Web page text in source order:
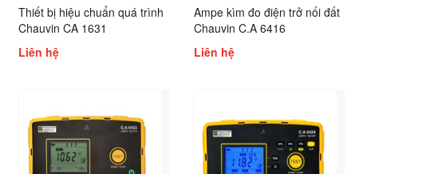
Thiết bị hiệu chuẩn quá trình
Chauvin CA 1631
Liên hệ
Ampe kìm đo điện trở nối đất
Chauvin C.A 6416
Liên hệ